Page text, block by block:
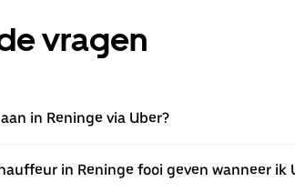
vragen
in Reninge via Uber?
in Reninge fooi geven wanneer ik